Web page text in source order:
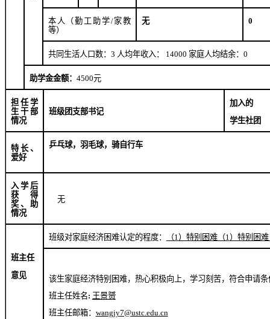
本人（勤工助学/家教
等）
无 0
共同生活人口数： 3 人均年收入： 14000 家庭人均结余： 0
助学金金额： 4500元
担任学
生干部
情况
班级团支部书记
加入的
学生社团
特长、
爱好
乒乓球，羽毛球，骑自行车
入学后
获得
奖、助
情况
无
班主任
意见
班级对家庭经济困难认定的程度： （1）特别困难（1）特别困
该生家庭经济特别困难，热心积极向上，学习刻苦，符合申请条
班主任姓名: 王景赟
班主任邮箱： wangjy7@ustc.edu.cn